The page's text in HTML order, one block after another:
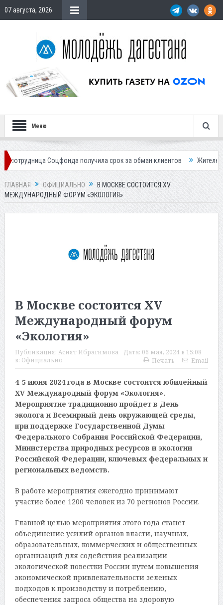
07 августа, 2026
Меню
Соцфонда получила срок за обман клиентов Жителей Дагестана
ГЛАВНАЯ ОФИЦИАЛЬНО
В МОСКВЕ СОСТОИТСЯ XV
МЕЖДУНАРОДНЫЙ ФОРУМ «ЭКОЛОГИЯ»
В Москве состоится XV
Международный форум
«Экология»
Публикация: Асият Ибрагимова Дата: 06 мая, 2024 в 15:08
в: Официально Печать Email
4-5 июня 2024 года в Москве состоится юбилейный
XV Международный форум «Экология».
Мероприятие традиционно пройдет в День
эколога и Всемирный день окружающей среды,
при поддержке Государственной Думы
Федерального Собрания Российской Федерации,
Министерства природных ресурсов и экологии
Российской Федерации, ключевых федеральных и
региональных ведомств.
В работе мероприятия ежегодно принимают
участие более 1200 человек из 70 регионов России.
Главной целью мероприятия этого года станет
объединение усилий органов власти, научных,
образовательных, коммерческих и общественных
организаций для содействия реализации
экологической повестки России путем повышения
экономической привлекательности зеленых
подходов к производству и потреблению,
обеспечения запроса общества на здоровую